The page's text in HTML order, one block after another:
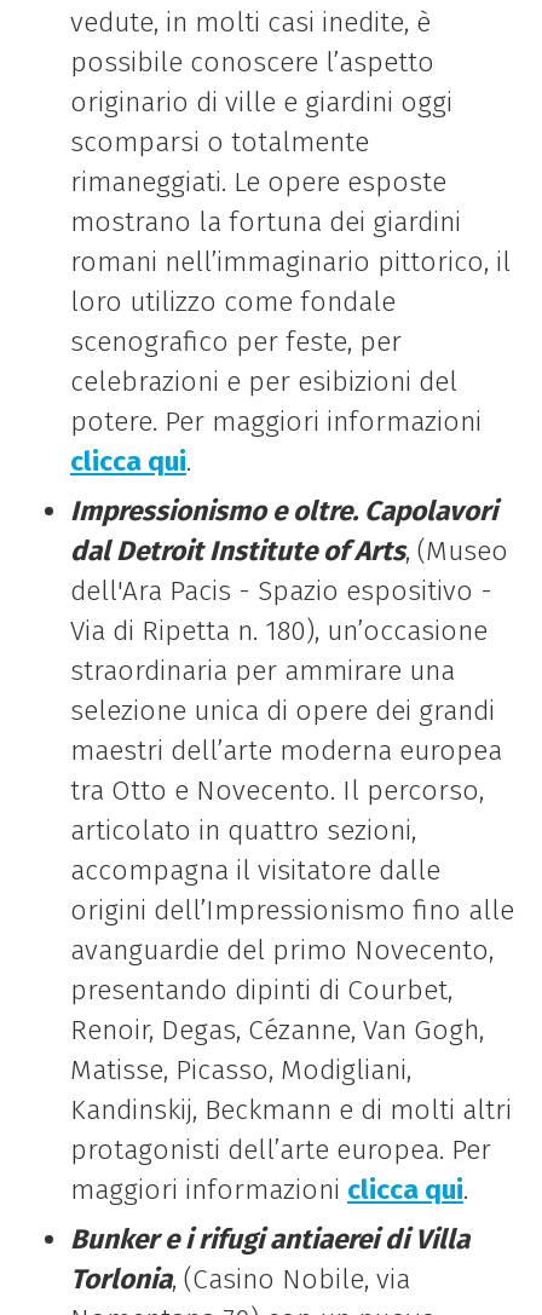
vedute, in molti casi inedite, è
possibile conoscere l’aspetto
originario di ville e giardini oggi
scomparsi o totalmente
rimaneggiati. Le opere esposte
mostrano la fortuna dei giardini
romani nell’immaginario pittorico, il
loro utilizzo come fondale
scenografico per feste, per
celebrazioni e per esibizioni del
potere. Per maggiori informazioni
clicca qui.
Impressionismo e oltre. Capolavori
dal Detroit Institute of Arts, (Museo
dell'Ara Pacis - Spazio espositivo -
Via di Ripetta n. 180), un’occasione
straordinaria per ammirare una
selezione unica di opere dei grandi
maestri dell’arte moderna europea
tra Otto e Novecento. Il percorso,
articolato in quattro sezioni,
accompagna il visitatore dalle
origini dell’Impressionismo fino alle
avanguardie del primo Novecento,
presentando dipinti di Courbet,
Renoir, Degas, Cézanne, Van Gogh,
Matisse, Picasso, Modigliani,
Kandinskij, Beckmann e di molti altri
protagonisti dell’arte europea. Per
maggiori informazioni clicca qui.
Bunker e i rifugi antiaereidiVilla
Torlonia, (Casino Nobile, via